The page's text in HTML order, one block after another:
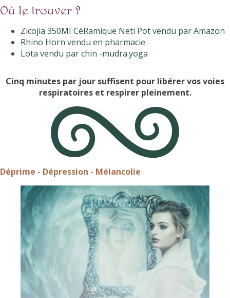
Où le trouver ?
Zicojia 350MI CéRamique Neti Pot vendu par Amazon
Rhino Horn vendu en pharmacie
Lota vendu par chin -mudra.yoga
Cinq minutes par jour suffisent pour libérer vos voies
respiratoires et respirer pleinement.
Déprime - Dépression - Mélancolie